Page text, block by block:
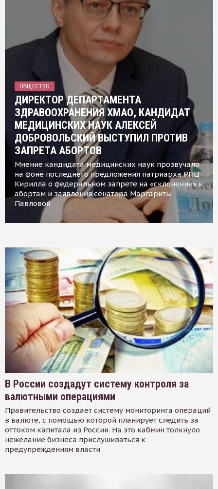
ОБЩЕСТВО
ДИРЕКТОР ДЕПАРТАМЕНТА
ЗДРАВООХРАНЕНИЯ ХМАО, КАНДИДАТ
МЕДИЦИНСКИХ НАУК АЛЕКСЕЙ
ДОБРОВОЛЬСКИЙ ВЫСТУПИЛ ПРОТИВ
ЗАПРЕТА АБОРТОВ
Мнение кандидата медицинских наук прозвучало
на фоне последнего предложения патриарха РПЦ
Кирилла о федеральном запрете на «склонение» к
абортам и заявления сенатора Маргариты
Павловой
В России создадут систему контроля за
валютными операциями
Правительство создает систему мониторинга операций
в валюте, с помощью которой планирует следить за
оттоком капитала из России. На это кабмин толкнуло
нежелание бизнеса прислушиваться к
предупреждениям власти